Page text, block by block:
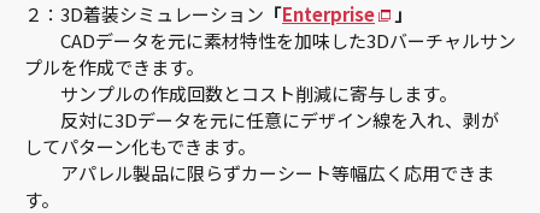
２：3D着装シミュレーション 「Enterprise
」
CADデータを元に素材特性を加味した3Dバーチャルサン
プルを作成できます。
サンプルの作成回数とコスト削減に寄与します。
反対に3Dデータを元に任意にデザイン線を入れ、剥が
してパターン化もできます。
アパレル製品に限らずカーシート等幅広く応用できま
す。